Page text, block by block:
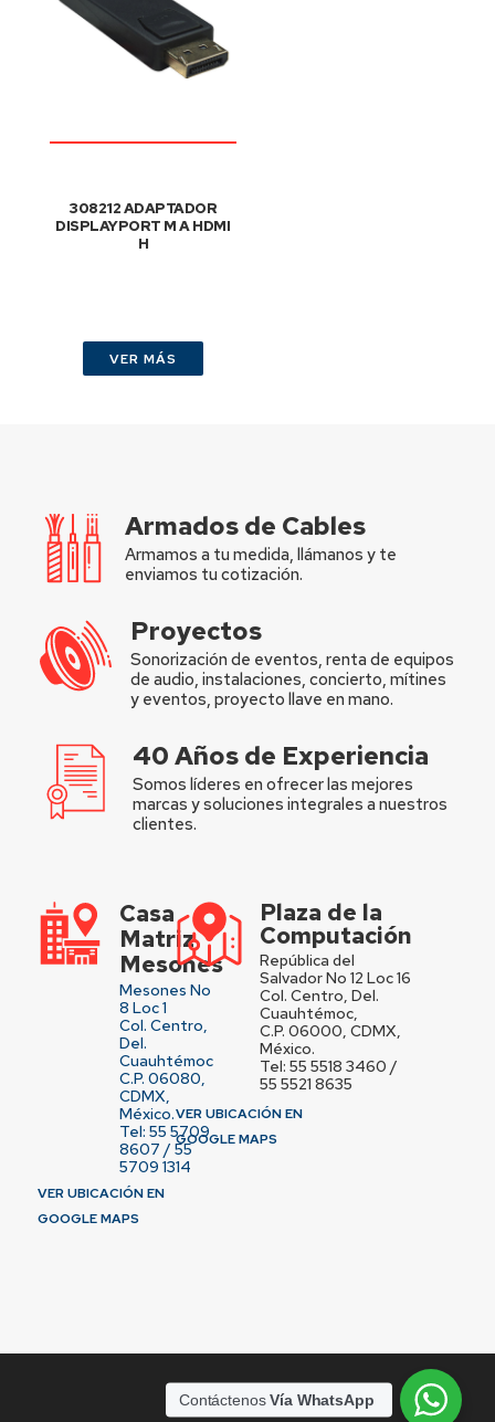
308212 ADAPTADOR
DISPLAYPORT M A HDMI
H
VER MÁS
Armados de Cables
Armamos a tu medida, llámanos y te
enviamos tu cotización.
Proyectos
Sonorización de eventos, renta de equipos
de audio, instalaciones, concierto, mítines
y eventos, proyecto llave en mano.
40 Años de Experiencia
Somos líderes en ofrecer las mejores
marcas y soluciones integrales a nuestros
clientes.
Casa
Matriz
Mesones
Mesones No
8 Loc 1
Col. Centro,
Del.
Cuauhtémoc
C.P. 06080,
CDMX,
México.
Tel: 55 5709
8607 / 55
5709 1314
VER UBICACIÓN EN
GOOGLE MAPS
Plaza de la
Computación
República del
Salvador No 12 Loc 16
Col. Centro, Del.
Cuauhtémoc,
C.P. 06000, CDMX,
México.
Tel: 55 5518 3460 /
55 5521 8635
VER UBICACIÓN EN
GOOGLE MAPS
ContáctenosVía WhatsApp